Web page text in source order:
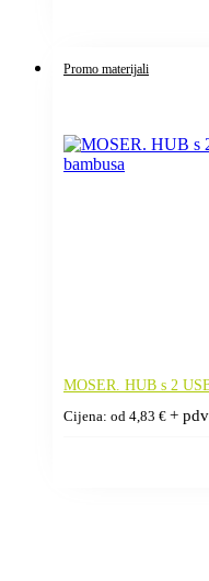
Promo materijali
MOSER. HUB s 2
Cijena: od 4,83 € + pdv